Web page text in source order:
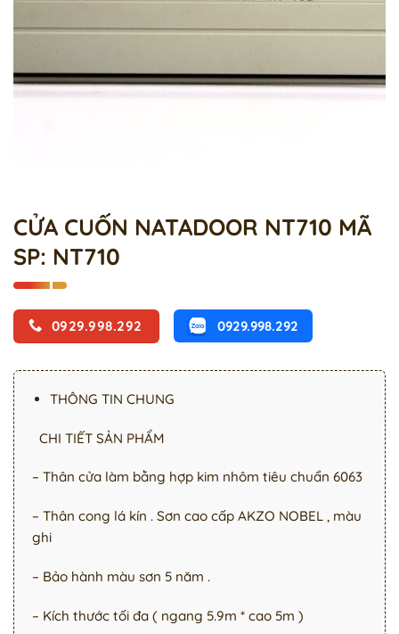
CỬA CUỐN NATADOOR NT710 MÃ
SP: NT710
0929.998.292 0929.998.292
THÔNG TIN CHUNG
CHI TIẾT SẢN PHẨM
– Thân cửa làm bằng hợp kim nhôm tiêu chuẩn 6063
– Thân cong lá kín . Sơn cao cấp AKZO NOBEL , màu
ghi
– Bảo hành màu sơn 5 năm .
– Kích thước tối đa ( ngang 5.9m * cao 5m )